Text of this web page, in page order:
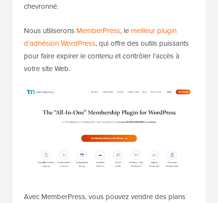
chevronné.
Nous utiliserons MemberPress, le meilleur plugin
d'adhésion WordPress, qui offre des outils puissants
pour faire expirer le contenu et contrôler l'accès à
votre site Web.
Avec MemberPress, vous pouvez vendre des plans